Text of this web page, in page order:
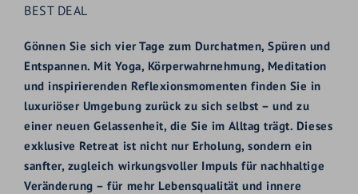
BEST DEAL
Gönnen Sie sich vier Tage zum Durchatmen, Spüren und
Entspannen. Mit Yoga, Körperwahrnehmung, Meditation
und inspirierenden Reflexionsmomenten finden Sie in
luxuriöser Umgebung zurück zu sich selbst – und zu
einer neuen Gelassenheit, die Sie im Alltag trägt. Dieses
exklusive Retreat ist nicht nur Erholung, sondern ein
sanfter, zugleich wirkungsvoller Impuls für nachhaltige
Veränderung – für mehr Lebensqualität und innere